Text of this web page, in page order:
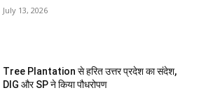
July 13, 2026
Tree Plantation से हरित उत्तर प्रदेश का संदेश,
DIG और SP ने किया पौधरोपण